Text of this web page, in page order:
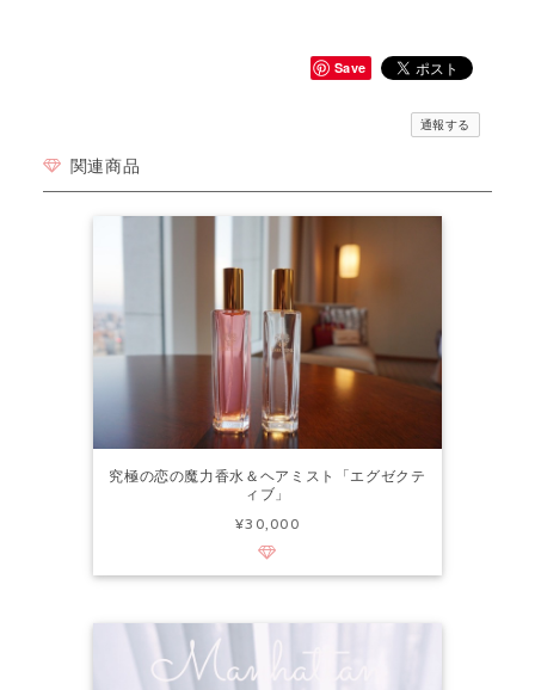
Save
通報する
関連商品
究極の恋の魔力香水＆ヘアミスト「エグゼクテ
ィブ」
¥30,000